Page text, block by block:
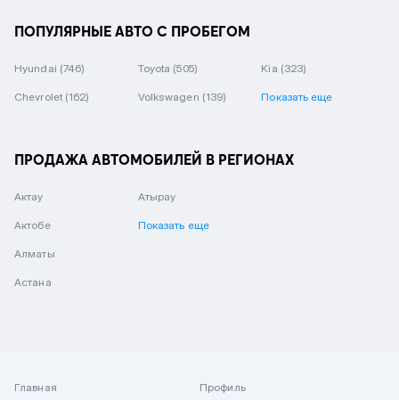
ПОПУЛЯРНЫЕ АВТО С ПРОБЕГОМ
Hyundai (746) Toyota (505) Kia (323)
Chevrolet (162) Volkswagen (139) Показать еще
ПРОДАЖА АВТОМОБИЛЕЙ В РЕГИОНАХ
Актау
Актобе
Алматы
Астана
Атырау
Показать еще
Главная
Профиль